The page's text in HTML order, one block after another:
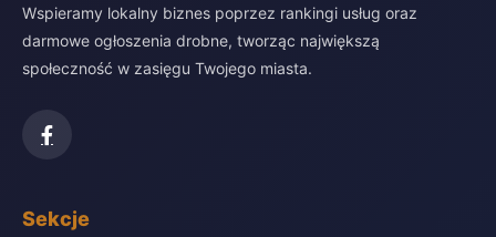
Wspieramy lokalny biznes poprzez rankingi usług oraz
darmowe ogłoszenia drobne, tworząc największą
społeczność w zasięgu Twojego miasta.
Sekcje